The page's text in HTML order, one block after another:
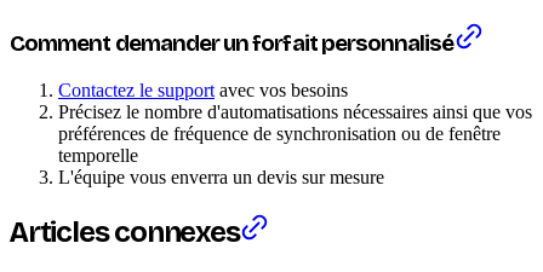
Comment demander un forfait personnalisé
Contactez le support avec vos besoins
Précisez le nombre d'automatisations nécessaires ainsi que vos
préférences de fréquence de synchronisation ou de fenêtre
temporelle
L'équipe vous enverra un devis sur mesure
Articles connexes